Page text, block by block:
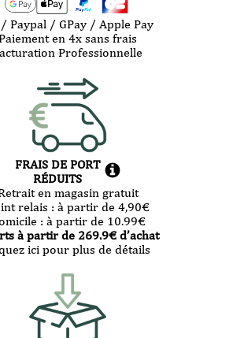
/ Paypal / GPay / Apple Pay
Paiement en 4x sans frais
Professionnelle
FRAIS DE PORT
RÉDUITS
en magasin gratuit
relais : à partir de 4,90€
: à partir de 10.99€
à partir de 269.9€ d’achat
ici pour plus de détails